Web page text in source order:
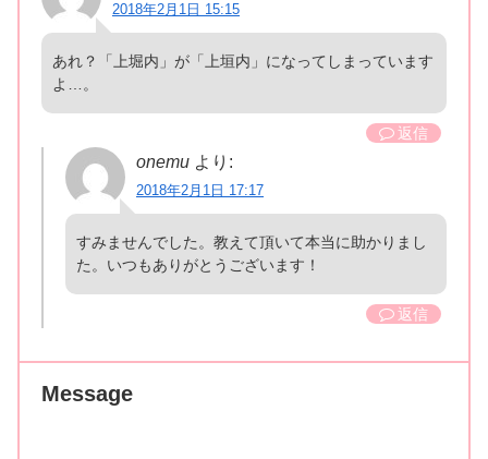
2018年2月1日 15:15
あれ？「上堀内」が「上垣内」になってしまっています
よ…。
返信
onemu より:
2018年2月1日 17:17
すみませんでした。教えて頂いて本当に助かりまし
た。いつもありがとうございます！
返信
Message